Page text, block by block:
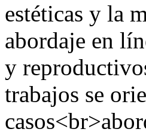
estéticas y la
abordaje en
y
trabajos se